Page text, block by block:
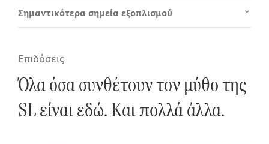
Σημαντικότερα σημεία εξοπλισμού
Επιδόσεις
Όλα όσα συνθέτουν τον μύθο της
SL είναι εδώ. Και πολλά άλλα.